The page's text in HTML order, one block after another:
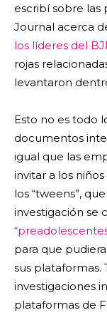
escribí sobre las
Journal acerca
los líderes del
rojas
levantaron
Esto no es todo
documentos
igual que las
invitar a los
los “tweens”,
investigación se
para que
sus plataformas.
investigaciones
plataformas de